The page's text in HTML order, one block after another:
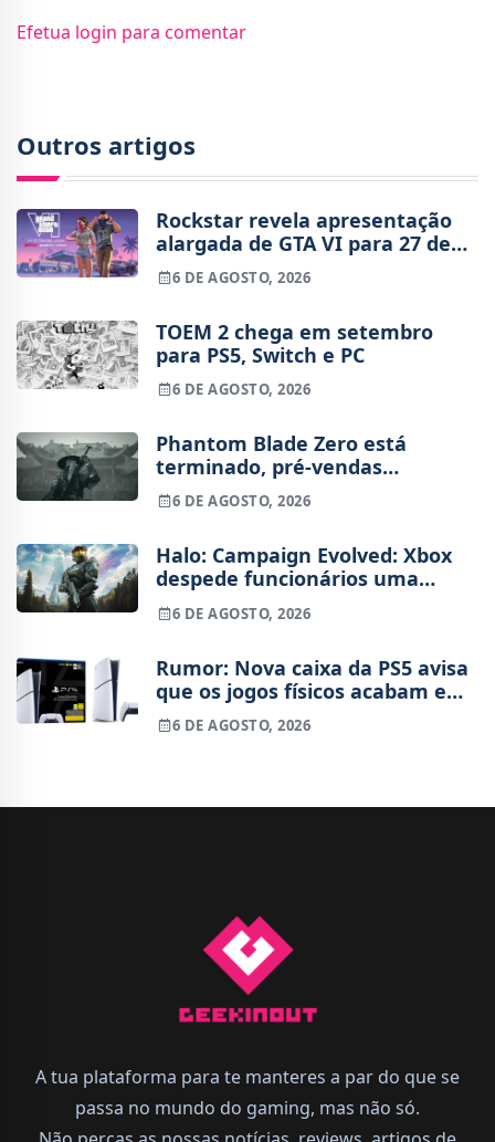
Efetua login para comentar
Outros artigos
Rockstar revela apresentação
alargada de GTA VI para 27 de
agosto
6 DE AGOSTO, 2026
TOEM 2 chega em setembro
para PS5, Switch e PC
6 DE AGOSTO, 2026
Phantom Blade Zero está
terminado, pré-vendas
começam na próxima semana
6 DE AGOSTO, 2026
Halo: Campaign Evolved: Xbox
despede funcionários uma
semana após o lançamento
6 DE AGOSTO, 2026
Rumor: Nova caixa da PS5 avisa
que os jogos físicos acabam em
2028
6 DE AGOSTO, 2026
A tua plataforma para te manteres a par do que se
passa no mundo do gaming, mas não só.